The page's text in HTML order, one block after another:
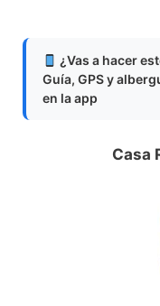
¿Vas a hacer
Guía, GPS y
en la app
Casa